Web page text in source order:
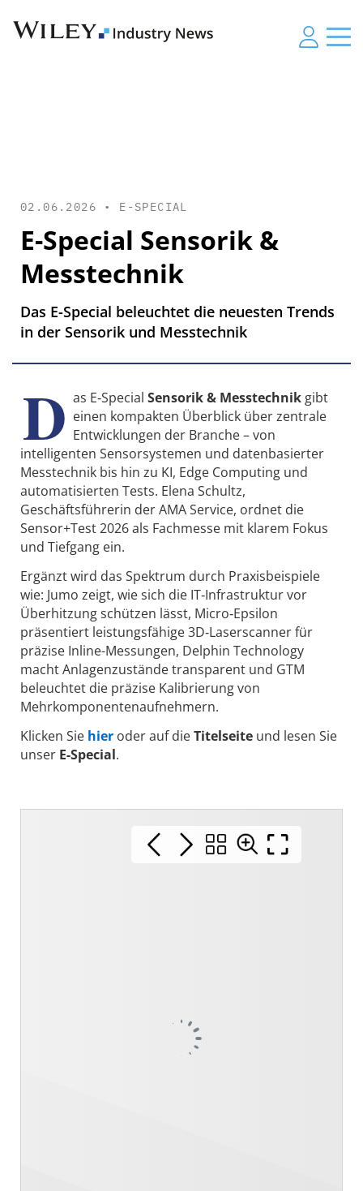
02.06.2026 • E-SPECIAL
E-Special Sensorik &
Messtechnik
Das E-Special beleuchtet die neuesten Trends
in der Sensorik und Messtechnik
D as E‑Special Sensorik & Messtechnik gibt
einen kompakten Überblick über zentrale
Entwicklungen der Branche – von
intelligenten Sensorsystemen und datenbasierter
Messtechnik bis hin zu KI, Edge Computing und
automatisierten Tests. Elena Schultz,
Geschäftsführerin der AMA Service, ordnet die
Sensor+Test 2026 als Fachmesse mit klarem Fokus
und Tiefgang ein.
Ergänzt wird das Spektrum durch Praxisbeispiele
wie: Jumo zeigt, wie sich die IT‑Infrastruktur vor
Überhitzung schützen lässt, Micro‑Epsilon
präsentiert leistungsfähige 3D‑Laserscanner für
präzise Inline-Messungen, Delphin Technology
macht Anlagenzustände transparent und GTM
beleuchtet die präzise Kalibrierung von
Mehrkomponentenaufnehmern.
Klicken Sie hier oder auf dieTitelseite und lesen Sie
unser E-Special.